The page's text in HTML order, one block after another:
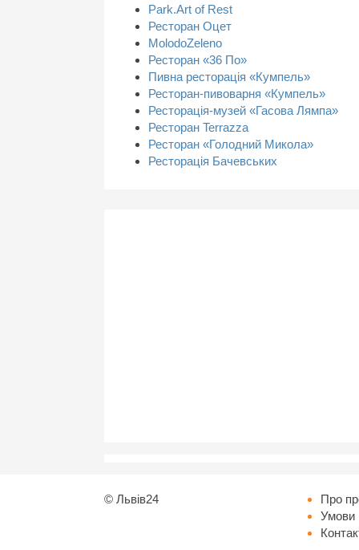
Park.Art of Rest
Ресторан Оцет
MolodoZeleno
Ресторан «36 По»
Пивна ресторація «Кумпель»
Ресторан-пивоварня «Кумпель»
Ресторація-музей «Гасова Лямпа»
Ресторан Terrazza
Ресторан «Голодний Микола»
Ресторація Бачевських
© Львів24
Про
Умови